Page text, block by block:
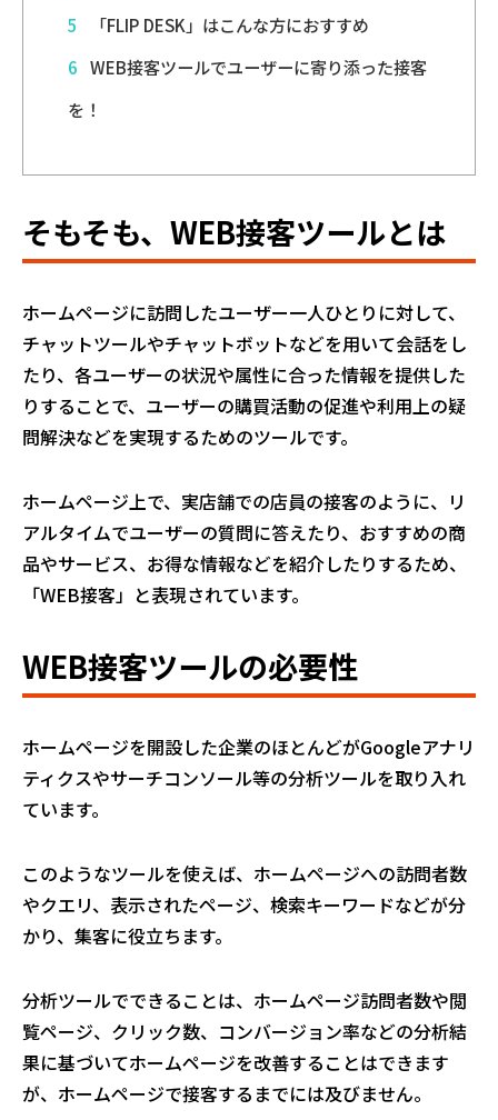
5
「FLIP DESK」はこんな方におすすめ
6 WEB接客ツールでユーザーに寄り添った接客
を！
そもそも、WEB接客ツールとは
ホームページに訪問したユーザー一人ひとりに対して、
チャットツールやチャットボットなどを用いて会話をし
たり、各ユーザーの状況や属性に合った情報を提供した
りすることで、ユーザーの購買活動の促進や利用上の疑
問解決などを実現するためのツールです。
ホームページ上で、実店舗での店員の接客のように、リ
アルタイムでユーザーの質問に答えたり、おすすめの商
品やサービス、お得な情報などを紹介したりするため、
「WEB接客」と表現されています。
WEB接客ツールの必要性
ホームページを開設した企業のほとんどがGoogleアナリ
ティクスやサーチコンソール等の分析ツールを取り入れ
ています。
このようなツールを使えば、ホームページへの訪問者数
やクエリ、表示されたページ、検索キーワードなどが分
かり、集客に役立ちます。
分析ツールでできることは、ホームページ訪問者数や閲
覧ページ、クリック数、コンバージョン率などの分析結
果に基づいてホームページを改善することはできます
が、ホームページで接客するまでには及びません。